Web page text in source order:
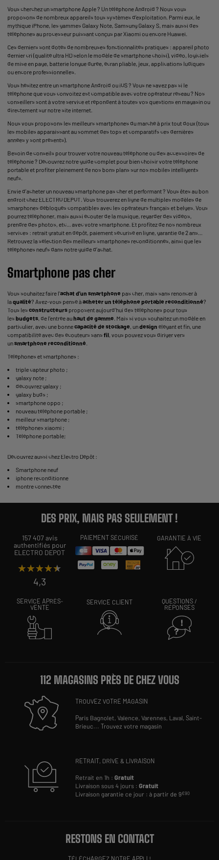
Vous cherchez un smartphone Apple ? Un téléphone Android ? Nous vous
proposons de nombreux appareils tous systèmes d’exploitation. Parmi eux, le
mythique iPhone, les gammes Galaxy Note, Samsung Galaxy S, mais aussi des
téléphones au processeur puissant conçus par Xiaomi ou encore Huawei.
Ces derniers sont dotés de nombreuses fonctionnalités pratiques : appareil photo
dernier cri (qualité ultra HD selon le modèle de smartphone choisi), vidéo, logiciels
de mise en page, batterie longue durée, écran pliable, jeux, applications ludiques
ou encore professionnelles.
Vous hésitez entre un smartphone Android ou iOS ? Vous ne savez pas si le
téléphone que vous convoitez est compatible avec votre opérateur réseau ? Nos
conseillers sont à votre service et répondent à toutes vos questions en magasin ou
directement sur notre site internet.
Nous vous proposons les meilleurs smartphones du marché à prix tout doux (tous
les mobiles apparaissant au sommet des tops et comparatifs ces dernières
années y sont présents).
Besoin de conseils pour trouver votre nouveau téléphone ou des accessoires de
téléphonie ? Découvrez notre guide complet pour bien choisir votre téléphone
portable et profiter pleinement de nos bons plans sur nos mobiles intelligents
neufs.
Envie d'acheter un nouveau smartphone pas cher et performant ? Vous êtes au bon
endroit chez ELECTRO DEPOT. Vous trouverez en ligne de multiples modèles de
smarphones débloqués compatibles avec les opérateurs français et belges. Vous
pourrez téléphoner, mais aussi écouter de la musique, regarder des vidéos,
prendre des photos, etc... avec votre smartphone. Et profitez de nos nombreux
services : retrait gratuit en dépôt, paiement sécurisé en ligne, garantie de 2 ans…
Retrouvez la sélection des meilleurs smartphones reconditionnés, ainsi que les
téléphones neufs dans notre guide d’achat.
Smartphone pas cher
Vous souhaitez faire l’achat d’un smartphone pas cher, mais sans renoncer à
laqualité? Avez-vous pensé àacheter un téléphone portable reconditionné?
Tous les constructeurs proposent aujourd’hui des téléphones pour tous
les budgets, de l’entrée auhaut de gamme. Mais si vous souhaitez un modèle en
particulier, avec une bonnecapacité de stockage, undesign élégant et fin, une
compatibilité avec des écouteurs sans fil, vous pouvez vous diriger vers
unsmartphone reconditionné.
Téléphones et smartphones :
triple capteur photo ;
galaxy note ;
découvrez galaxy ;
galaxy buds ;
smartphone oppo ;
nouveau téléphone portable ;
meilleur smartphone ;
téléphones xiaomi ;
Téléphone portable;
Découvrez aussi chez Electro Dépôt :
Smartphone neuf
iphone reconditionne
montre connectée
DES PRIX, MAIS PAS SEULEMENT !
157 407 avis
authentifiés pour
ELECTRO DEPOT
★★★★★
★★★★★
4,3
PAIEMENT SÉCURISÉ GARANTIE À VIE
SERVICE APRÈS-
VENTE
SERVICE CLIENT
QUESTIONS /
RÉPONSES
112 MAGASINS PRÈS DE CHEZ VOUS
TROUVEZ VOTRE MAGASIN
Paris Bagnolet,Valence,Varennes, Laval,Saint-
Brieuc...Trouvez votre magasin
RETRAIT, DRIVE & LIVRAISON
Retrait en 1h :Gratuit
Livraison sous 4 jours :Gratuit
Livraison garantie ce jour : à partir de 9€90
RESTONS EN CONTACT
TÉLÉCHARGEZ NOTRE APPLI !